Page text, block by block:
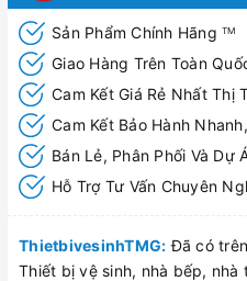
Sản Phẩm Chính Hãng TM
Giao Hàng Trên Toàn
Cam Kết Giá Rẻ Nhất Thị
Cam Kết Bảo Hành
Bán Lẻ, Phân Phối Và Dự
Hỗ Trợ Tư Vấn Chuyên
ThietbivesinhTMG: Đã có
Thiết bị vệ sinh, nhà bếp,